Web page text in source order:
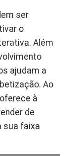
ser
o
Além
ajudam a
Ao
à
de
sua faixa